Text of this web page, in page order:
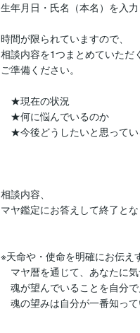
生年月日・氏名（本名）を入力
時間が限られていますので、
相談内容を1つまとめていただ
ご準備ください。
★現在の状況
★何に悩んでいるのか
★今後どうしたいと思ってい
相談内容、
マヤ鑑定にお答えして終了と
※天命や・使命を明確にお伝え
マヤ暦を通じて、あなたに気
魂が望んでいることを自分で
魂の望みは自分が一番知って